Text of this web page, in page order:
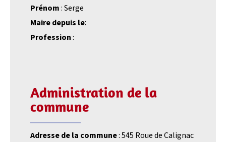
Prénom: Serge
Maire depuis le:
Profession:
Administration de la
commune
Adresse de la commune: 545 Roue de Calignac